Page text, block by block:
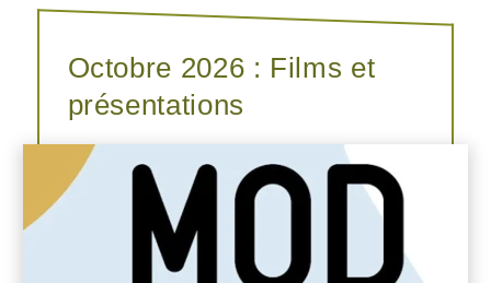
Octobre 2026 : Films et
présentations